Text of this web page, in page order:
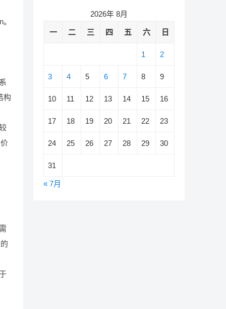
构
2026年 8月
一 二 三 四 五 六 日
1 2
3 4 5 6 7 8 9
10 11 12 13 14 15 16
17 18 19 20 21 22 23
24 25 26 27 28 29 30
31
« 7月